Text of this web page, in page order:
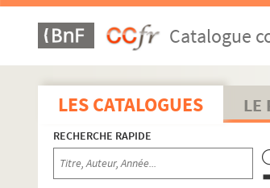
Catalogue
LES CATALOGUES LE
RECHERCHE RAPIDE